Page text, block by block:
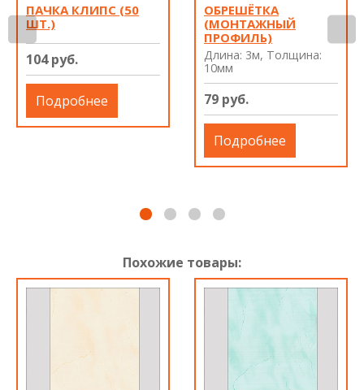
ПАЧКА КЛИПС (50
ШТ.)
104 руб.
Подробнее
ОБРЕШЁТКА
(МОНТАЖНЫЙ
ПРОФИЛЬ)
Длина: 3м, Толщина:
10мм
79 руб.
Подробнее
Похожие товары: